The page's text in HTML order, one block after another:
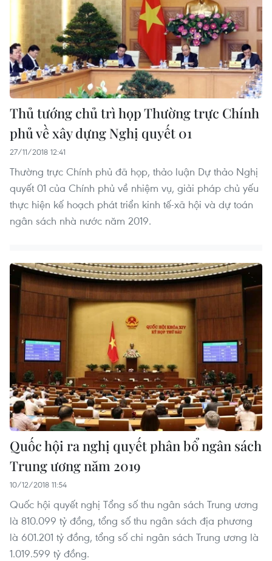
Thủ tướng chủ trì họp Thường trực Chính
phủ về xây dựng Nghị quyết 01
27/11/2018 12:41
Thường trực Chính phủ đã họp, thảo luận Dự thảo Nghị
quyết 01 của Chính phủ về nhiệm vụ, giải pháp chủ yếu
thực hiện kế hoạch phát triển kinh tế-xã hội và dự toán
ngân sách nhà nước năm 2019.
Quốc hội ra nghị quyết phân bổ ngân sách
Trung ương năm 2019
10/12/2018 11:54
Quốc hội quyết nghị Tổng số thu ngân sách Trung ương
là 810.099 tỷ đồng, tổng số thu ngân sách địa phương
là 601.201 tỷ đồng, tổng số chi ngân sách Trung ương là
1.019.599 tỷ đồng.